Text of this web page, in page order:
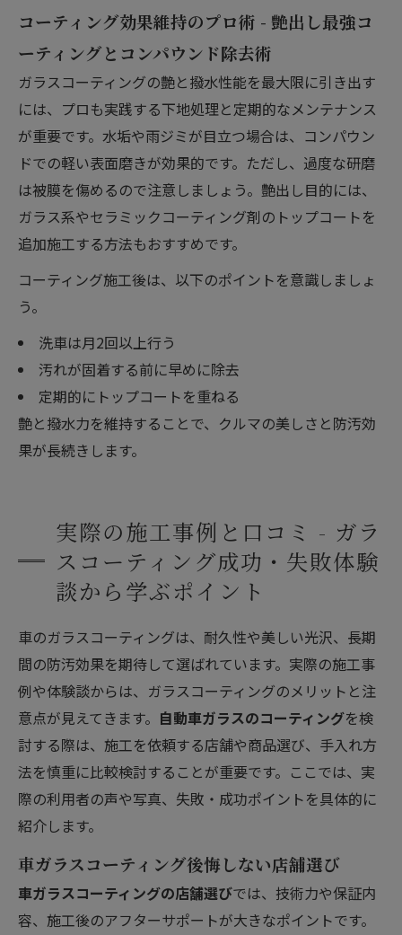
コーティング効果維持のプロ術 - 艶出し最強コ
ーティングとコンパウンド除去術
ガラスコーティングの艶と撥水性能を最大限に引き出す
には、プロも実践する下地処理と定期的なメンテナンス
が重要です。水垢や雨ジミが目立つ場合は、コンパウン
ドでの軽い表面磨きが効果的です。ただし、過度な研磨
は被膜を傷めるので注意しましょう。艶出し目的には、
ガラス系やセラミックコーティング剤のトップコートを
追加施工する方法もおすすめです。
コーティング施工後は、以下のポイントを意識しましょ
う。
洗車は月2回以上行う
汚れが固着する前に早めに除去
定期的にトップコートを重ねる
艶と撥水力を維持することで、クルマの美しさと防汚効
果が長続きします。
実際の施工事例と口コミ - ガラ
スコーティング成功・失敗体験
談から学ぶポイント
車のガラスコーティングは、耐久性や美しい光沢、長期
間の防汚効果を期待して選ばれています。実際の施工事
例や体験談からは、ガラスコーティングのメリットと注
意点が見えてきます。 自動車ガラスのコーティングを検
討する際は、施工を依頼する店舗や商品選び、手入れ方
法を慎重に比較検討することが重要です。ここでは、実
際の利用者の声や写真、失敗・成功ポイントを具体的に
紹介します。
車ガラスコーティング後悔しない店舗選び
車ガラスコーティングの店舗選びでは、技術力や保証内
容、施工後のアフターサポートが大きなポイントです。